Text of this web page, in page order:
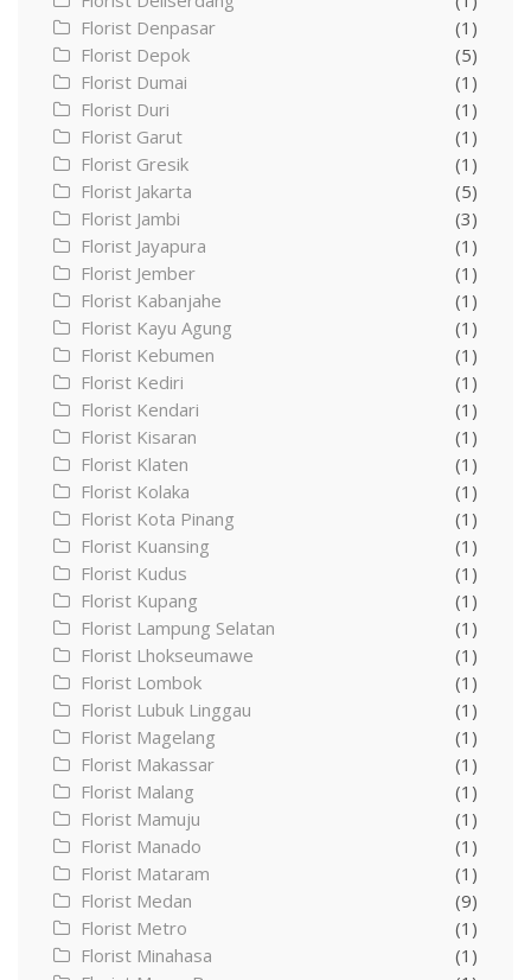
Florist Denpasar
(1)
Florist Depok
(5)
Florist Dumai
(1)
Florist Duri
(1)
Florist Garut
(1)
Florist Gresik
(1)
Florist Jakarta
(5)
Florist Jambi
(3)
Florist Jayapura
(1)
Florist Jember
(1)
Florist Kabanjahe
(1)
Florist Kayu Agung
(1)
Florist Kebumen
(1)
Florist Kediri
(1)
Florist Kendari
(1)
Florist Kisaran
(1)
Florist Klaten
(1)
Florist Kolaka
(1)
Florist Kota Pinang
(1)
Florist Kuansing
(1)
Florist Kudus
(1)
Florist Kupang
(1)
Florist Lampung Selatan
(1)
Florist Lhokseumawe
(1)
Florist Lombok
(1)
Florist Lubuk Linggau
(1)
Florist Magelang
(1)
Florist Makassar
(1)
Florist Malang
(1)
Florist Mamuju
(1)
Florist Manado
(1)
Florist Mataram
(1)
Florist Medan
(9)
Florist Metro
(1)
Florist Minahasa
(1)